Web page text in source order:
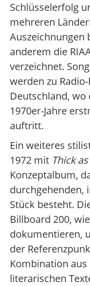
Schlüsselerfolg
mehreren
Auszeichnungen
anderem die
verzeichnet.
werden zu
Deutschland, wo
1970er-Jahre
auftritt.
Ein weiteres
1972 mit Thick
Konzeptalbum,
durchgehenden,
Stück besteht.
Billboard 200,
dokumentieren,
der
Kombination
literarischen